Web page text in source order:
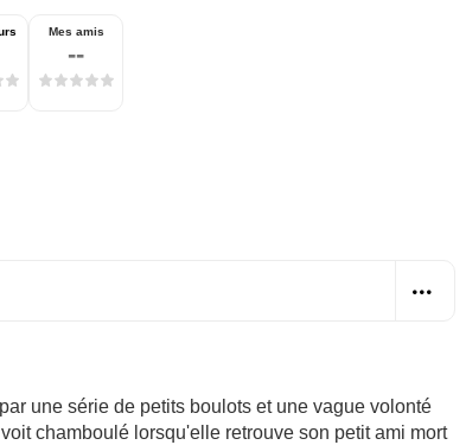
Mes amis
--
une série de petits boulots et une vague volonté
chamboulé lorsqu'elle retrouve son petit ami mort